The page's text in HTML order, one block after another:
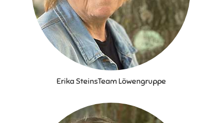
Erika SteinsTeam Löwengruppe